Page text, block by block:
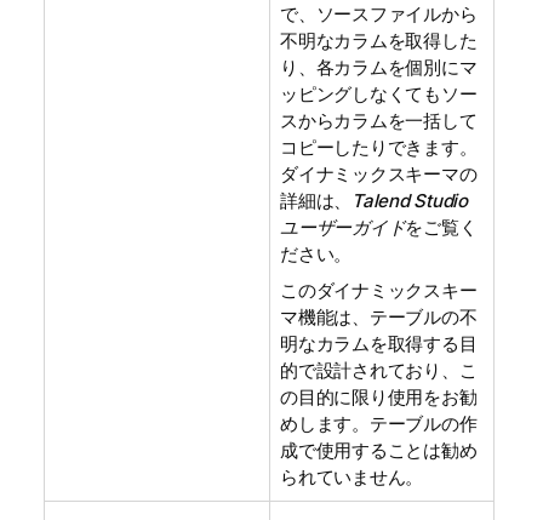
で、ソースファイルから
不明なカラムを取得した
り、各カラムを個別にマ
ッピングしなくてもソー
スからカラムを一括して
コピーしたりできます。
ダイナミックスキーマの
詳細は、
Talend Studio
ユーザーガイドをご覧く
ださい。
このダイナミックスキー
マ機能は、テーブルの不
明なカラムを取得する目
的で設計されており、こ
の目的に限り使用をお勧
めします。テーブルの作
成で使用することは勧め
られていません。